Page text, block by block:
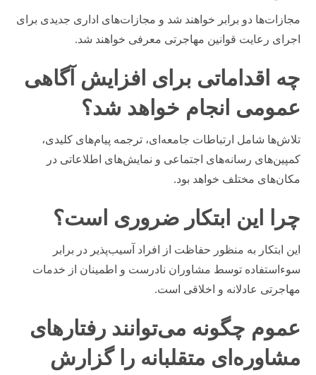
مجازات‌ها دو برابر خواهند شد و مجازات‌های اداری جدیدی برای
اجرای رعایت قوانین مهاجرتی معرفی خواهند شد.
چه اقداماتی برای افزایش آگاهی
عمومی انجام خواهد شد؟
تلاش‌ها شامل ارتباطات جامعه‌ای، ترجمه پیام‌های کلیدی،
کمپین‌های رسانه‌های اجتماعی و نمایش‌های اطلاعاتی در
مکان‌های مختلف خواهد بود.
چرا این ابتکار ضروری است؟
این ابتکار به منظور حفاظت از افراد آسیب‌پذیر در برابر
سوءاستفاده توسط مشاوران نادرست و اطمینان از خدمات
مهاجرتی عادلانه و اخلاقی است.
عموم چگونه می‌توانند رفتارهای
مشاوره‌ای متقلبانه را گزارش